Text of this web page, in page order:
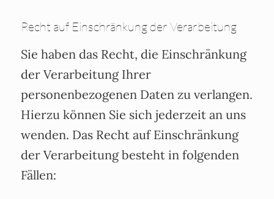
Recht auf Einschränkung der Verarbeitung
Sie haben das Recht, die Einschränkung
der Verarbeitung Ihrer
personenbezogenen Daten zu verlangen.
Hierzu können Sie sich jederzeit an uns
wenden. Das Recht auf Einschränkung
der Verarbeitung besteht in folgenden
Fällen: